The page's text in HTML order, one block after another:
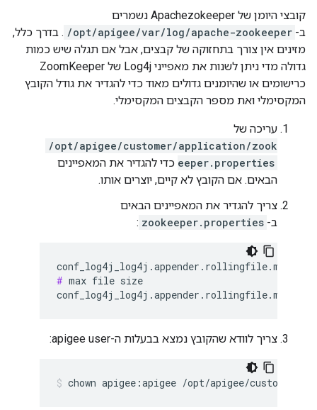
קובצי היומן של Apachezokeeper נשמרים
ב- /opt/apigee/var/log/apache-zookeeper . בדרך כלל,
מזינים אין צורך בתחזוקה של קבצים, אבל אם תגלה שיש כמות
גדולה מדי ניתן לשנות את מאפייני Log4j של ZoomKeeper
כרישומים או שהיומנים גדולים מאוד כדי להגדיר את גודל הקובץ
המקסימלי ואת מספר הקבצים המקסימלי.
עריכה של
/opt/apigee/customer/application/zook
eeper.properties כדי להגדיר את המאפיינים
הבאים. אם הקובץ לא קיים, יוצרים אותו.
צריך להגדיר את המאפיינים הבאים
ב- zookeeper.properties
:
# max file size
צריך לוודא שהקובץ נמצא בבעלות ה-apigee user:
chown apigee:apigee /opt/apigee/customer/